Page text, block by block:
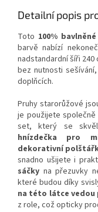
Detailní popis
Toto 100%
barvě nabízí
nadstandardní šíři
bez nutnosti
doplňcích.
Pruhy starorůžové
je použijete společně
set, který se
hnízdečka pro
dekorativní
snadno ušijete i
sáčky na přezuvky
které budou díky
na této látce vedou
z role, což opticky